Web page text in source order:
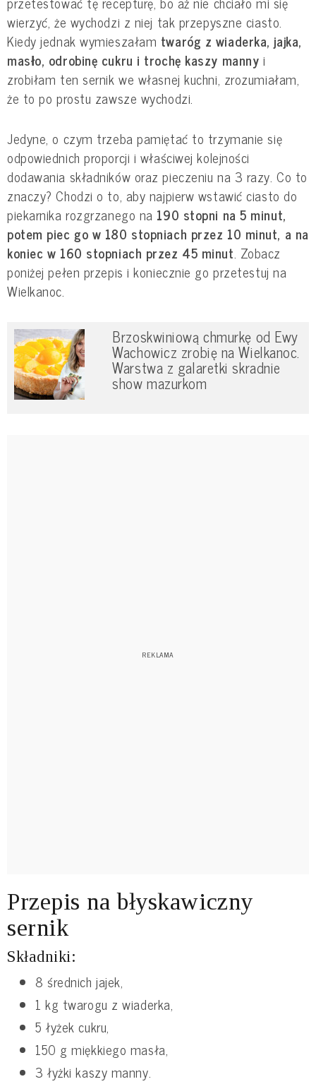
wierzyć, że wychodzi z niej tak przepyszne ciasto.
Kiedy jednak wymieszałam twaróg z wiaderka, jajka,
masło, odrobinę cukru i trochę kaszy manny i
zrobiłam ten sernik we własnej kuchni, zrozumiałam,
że to po prostu zawsze wychodzi.
Jedyne, o czym trzeba pamiętać to trzymanie się
odpowiednich proporcji i właściwej kolejności
dodawania składników oraz pieczeniu na 3 razy. Co to
znaczy? Chodzi o to, aby najpierw wstawić ciasto do
piekarnika rozgrzanego na 190 stopni na 5 minut,
potem piec go w 180 stopniach przez 10 minut, a na
koniec w 160 stopniach przez 45 minut. Zobacz
poniżej pełen przepis i koniecznie go przetestuj na
Wielkanoc.
Brzoskwiniową chmurkę od Ewy
Wachowicz zrobię na Wielkanoc.
Warstwa z galaretki skradnie
show mazurkom
Przepis na błyskawiczny
sernik
Składniki:
8 średnich jajek,
1 kg twarogu z wiaderka,
5 łyżek cukru,
150 g miękkiego masła,
3 łyżki kaszy manny.